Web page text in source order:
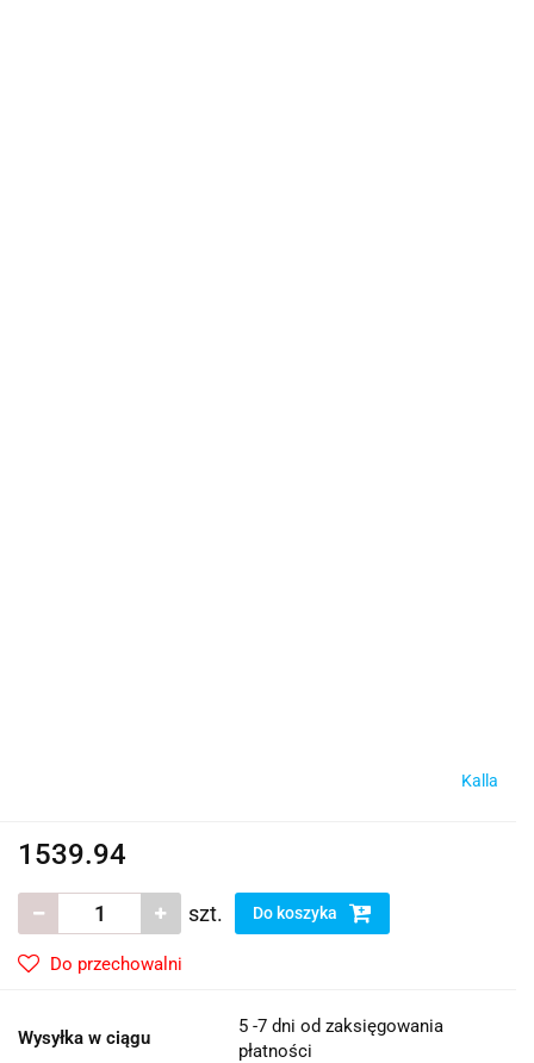
Kalla
1539.94
szt. Do koszyka
Do przechowalni
Wysyłka w ciągu
5 -7 dni od zaksięgowania
płatności